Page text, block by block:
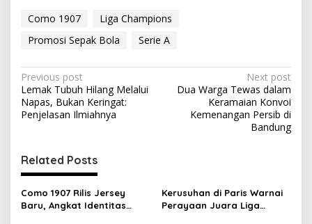
Como 1907
Liga Champions
Promosi Sepak Bola
Serie A
P
o
s
n
a
v
Previous post
Lemak Tubuh Hilang Melalui
Napas, Bukan Keringat:
Penjelasan Ilmiahnya
Next post
Dua Warga Tewas dalam
Keramaian Konvoi
Kemenangan Persib di
Bandung
Related Posts
Como 1907 Rilis Jersey
Baru, Angkat Identitas
Kerusuhan di Paris Warnai
Perayaan Juara Liga